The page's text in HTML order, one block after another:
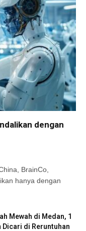
dengan
BrainCo,
hanya dengan
Mewah di Medan, 1
Dicari di Reruntuhan